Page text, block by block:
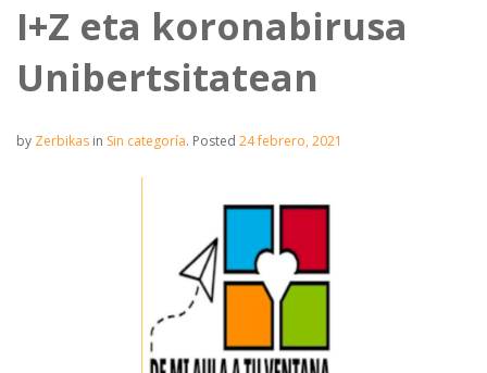
I+Z eta koronabirusa
Unibertsitatean
by Zerbikas in Sin categoría. Posted 24 febrero, 2021